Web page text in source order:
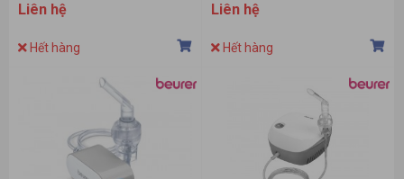
Liên hệ
Hết hàng
Liên hệ
Hết hàng